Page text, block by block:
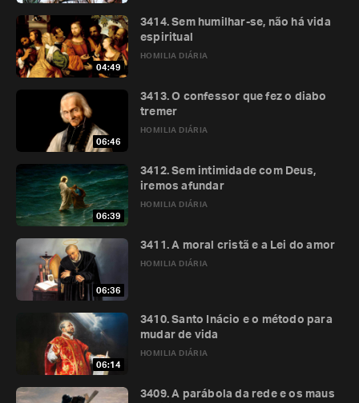
04:49
HOMILIA DIÁRIA
3414. Sem humilhar-se, não há vida
espiritual
06:46
HOMILIA DIÁRIA
3413. O confessor que fez o diabo
tremer
06:39
HOMILIA DIÁRIA
3412. Sem intimidade com Deus,
iremos afundar
06:36
HOMILIA DIÁRIA
3411. A moral cristã e a Lei do amor
06:14
HOMILIA DIÁRIA
3410. Santo Inácio e o método para
mudar de vida
3409. A parábola da rede e os maus